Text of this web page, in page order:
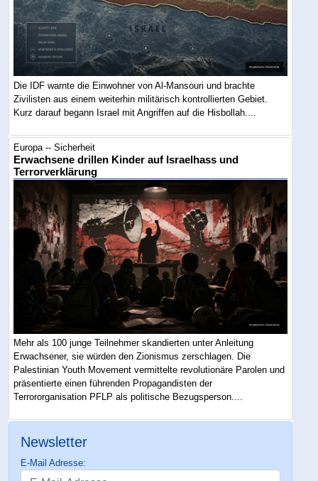
Die IDF warnte die Einwohner von Al-Mansouri und brachte
Zivilisten aus einem weiterhin militärisch kontrollierten Gebiet.
Kurz darauf begann Israel mit Angriffen auf die Hisbollah....
Europa -- Sicherheit
Erwachsene drillen Kinder auf Israelhass und
Terrorverklärung
Mehr als 100 junge Teilnehmer skandierten unter Anleitung
Erwachsener, sie würden den Zionismus zerschlagen. Die
Palestinian Youth Movement vermittelte revolutionäre Parolen und
präsentierte einen führenden Propagandisten der
Terrororganisation PFLP als politische Bezugsperson....
Newsletter
E-Mail Adresse: